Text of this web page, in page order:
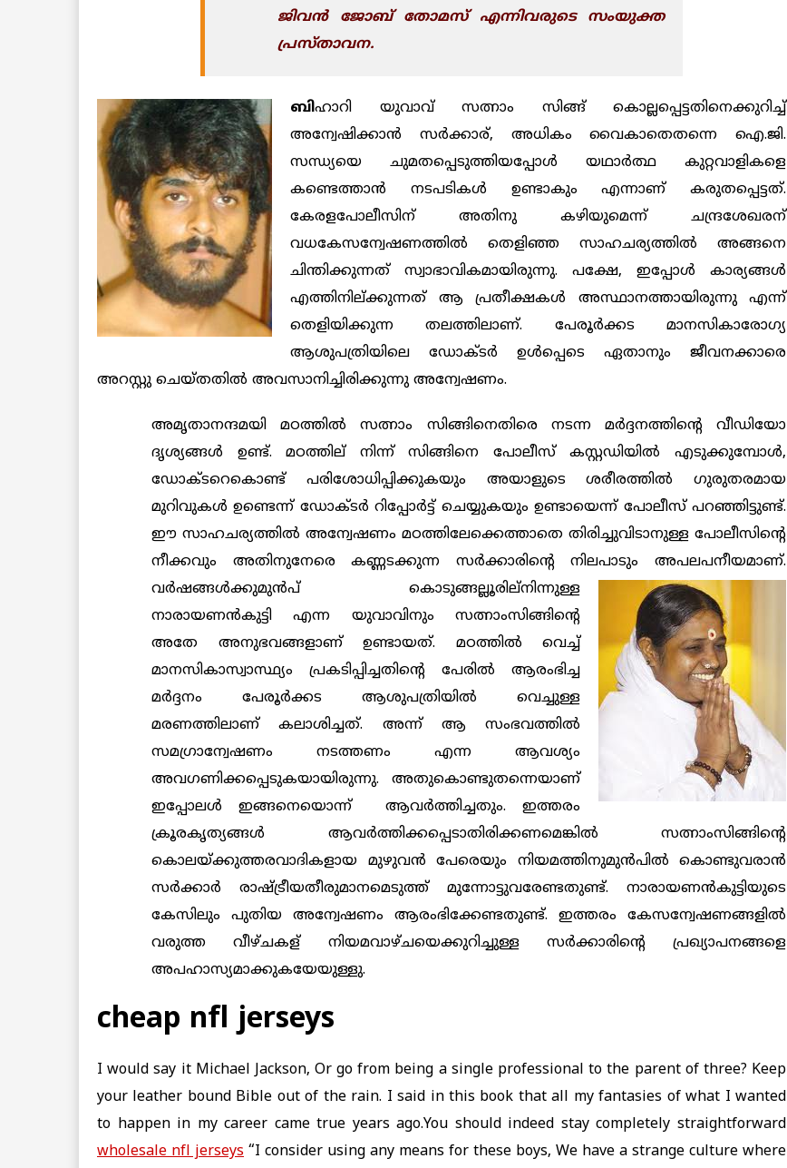
ജിവന്‍ ജോബ് തോമസ് എന്നിവരുടെ സംയുക്ത
പ്രസ്താവന.
ബിഹാറി യുവാവ് സത്നാം സിങ്ങ് കൊല്ലപ്പെട്ടതിനെക്കുറിച്ച്
അന്വേഷിക്കാന്‍ സര്‍ക്കാര്, അധികം വൈകാതെതന്നെ ഐ.ജി.
സന്ധ്യയെ ചുമതപ്പെടുത്തിയപ്പോള്‍ യഥാര്‍ത്ഥ കുറ്റവാളികളെ
കണ്ടെത്താന്‍ നടപടികള്‍ ഉണ്ടാകും എന്നാണ് കരുതപ്പെട്ടത്.
കേരളപോലീസിന് അതിനു കഴിയുമെന്ന് ചന്ദ്രശേഖരന്
വധകേസന്വേഷണത്തില്‍ തെളിഞ്ഞ സാഹചര്യത്തില്‍ അങ്ങനെ
ചിന്തിക്കുന്നത് സ്വാഭാവികമായിരുന്നു. പക്ഷേ, ഇപ്പോള്‍ കാര്യങ്ങള്‍
എത്തിനില്ക്കുന്നത് ആ പ്രതീക്ഷകള്‍ അസ്ഥാനത്തായിരുന്നു എന്ന്
തെളിയിക്കുന്ന തലത്തിലാണ്. പേരൂര്‍ക്കട മാനസികാരോഗ്യ
ആശുപത്രിയിലെ ഡോക്ടര്‍ ഉള്‍പ്പെടെ ഏതാനും ജീവനക്കാരെ
അറസ്റ്റു ചെയ്തതില്‍ അവസാനിച്ചിരിക്കുന്നു അന്വേഷണം.
അമൃതാനന്ദമയി മഠത്തില്‍ സത്നാം സിങ്ങിനെതിരെ നടന്ന മര്‍ദ്ദനത്തിന്റെ വീഡിയോ
ദൃശ്യങ്ങള്‍ ഉണ്ട്. മഠത്തില് നിന്ന് സിങ്ങിനെ പോലീസ് കസ്റ്റഡിയില്‍ എടുക്കുമ്പോള്‍,
ഡോക്ടറെകൊണ്ട് പരിശോധിപ്പിക്കുകയും അയാളുടെ ശരീരത്തില്‍ ഗുരുതരമായ
മുറിവുകള്‍ ഉണ്ടെന്ന് ഡോക്ടര്‍ റിപ്പോര്‍ട്ട് ചെയ്യുകയും ഉണ്ടായെന്ന് പോലീസ് പറഞ്ഞിട്ടുണ്ട്.
ഈ സാഹചര്യത്തില്‍ അന്വേഷണം മഠത്തിലേക്കെത്താതെ തിരിച്ചുവിടാനുള്ള പോലീസിന്റെ
നീക്കവും അതിനുനേരെ കണ്ണടക്കുന്ന സര്‍ക്കാരിന്റെ നിലപാടും അപലപനീയമാണ്.
വര്‍ഷങ്ങള്‍ക്കുമുന്‍പ് കൊടുങ്ങല്ലൂരില്നിന്നുള്ള
നാരായണന്‍കുട്ടി എന്ന യുവാവിനും സത്നാംസിങ്ങിന്റെ
അതേ അനുഭവങ്ങളാണ് ഉണ്ടായത്. മഠത്തില്‍ വെച്ച്
മാനസികാസ്വാസ്ഥ്യം പ്രകടിപ്പിച്ചതിന്റെ പേരില്‍ ആരംഭിച്ച
മര്‍ദ്ദനം പേരൂര്‍ക്കട ആശുപത്രിയില്‍ വെച്ചുള്ള
മരണത്തിലാണ് കലാശിച്ചത്. അന്ന് ആ സംഭവത്തില്‍
സമഗ്രാന്വേഷണം നടത്തണം എന്ന ആവശ്യം
അവഗണിക്കപ്പെടുകയായിരുന്നു. അതുകൊണ്ടുതന്നെയാണ്
ഇപ്പോലള്‍ ഇങ്ങനെയൊന്ന് ആവര്‍ത്തിച്ചതും. ഇത്തരം
ക്രൂരകൃത്യങ്ങള്‍ ആവര്‍ത്തിക്കപ്പെടാതിരിക്കണമെങ്കില്‍ സത്നാംസിങ്ങിന്റെ
കൊലയ്ക്കുത്തരവാദികളായ മുഴുവന്‍ പേരെയും നിയമത്തിനുമുന്‍പില്‍ കൊണ്ടുവരാന്‍
സര്‍ക്കാര്‍ രാഷ്ട്രീയതീരുമാനമെടുത്ത് മുന്നോട്ടുവരേണ്ടതുണ്ട്. നാരായണന്‍കുട്ടിയുടെ
കേസിലും പുതിയ അന്വേഷണം ആരംഭിക്കേണ്ടതുണ്ട്. ഇത്തരം കേസന്വേഷണങ്ങളില്‍
വരുത്ത വീഴ്ചകള് നിയമവാഴ്ചയെക്കുറിച്ചുള്ള സര്‍ക്കാരിന്റെ പ്രഖ്യാപനങ്ങളെ
അപഹാസ്യമാക്കുകയേയുള്ളു.
cheap nfl jerseys
I would say it Michael Jackson, Or go from being a single professional to the parent of three? Keep
your leather bound Bible out of the rain. I said in this book that all my fantasies of what I wanted
to happen in my career came true years ago.You should indeed stay completely straightforward
wholesale nfl jerseys “I consider using any means for these boys, We have a strange culture where